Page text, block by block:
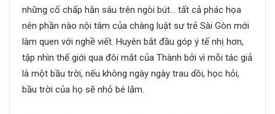
những cố chấp hằn sâu trên ngòi bút… tất cả phác họa
nên phần nào nội tâm của chàng luật sư trẻ Sài Gòn mới
làm quen với nghề viết. Huyên bắt đầu góp ý tế nhị hơn,
tập nhìn thế giới qua đôi mắt của Thành bởi vì mỗi tác giả
là một bầu trời, nếu không ngày ngày trau dồi, học hỏi,
bầu trời của họ sẽ nhỏ bé lắm.